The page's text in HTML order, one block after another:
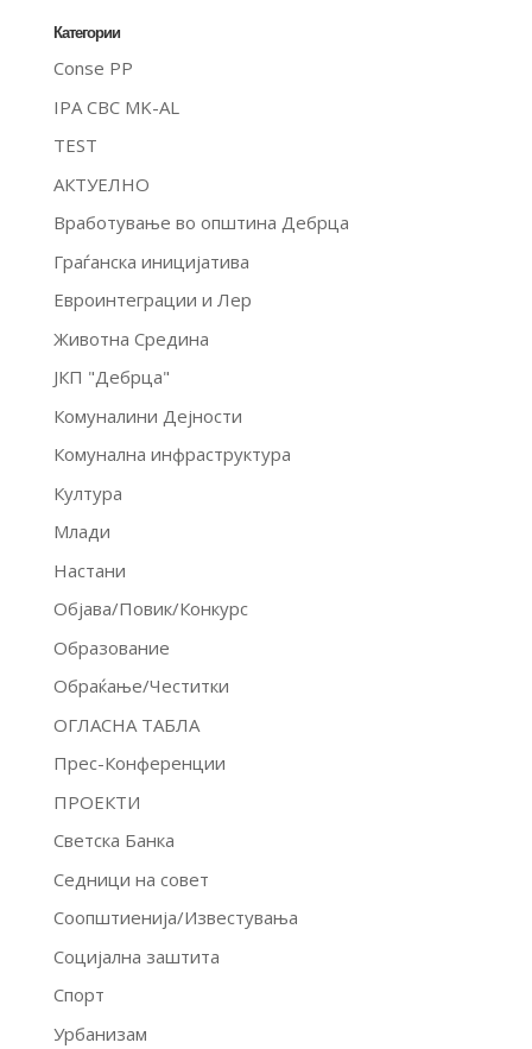
Категории
Conse PP
IPA CBC MK-AL
TEST
АКТУЕЛНО
Вработување во општина Дебрца
Граѓанска иницијатива
Евроинтеграции и Лер
Животна Средина
ЈКП "Дебрца"
Комуналини Дејности
Комунална инфраструктура
Култура
Млади
Настани
Објава/Повик/Конкурс
Образование
Обраќање/Честитки
ОГЛАСНА ТАБЛА
Прес-Конференции
ПРОЕКТИ
Светска Банка
Седници на совет
Соопштиенија/Известувања
Социјална заштита
Спорт
Урбанизам